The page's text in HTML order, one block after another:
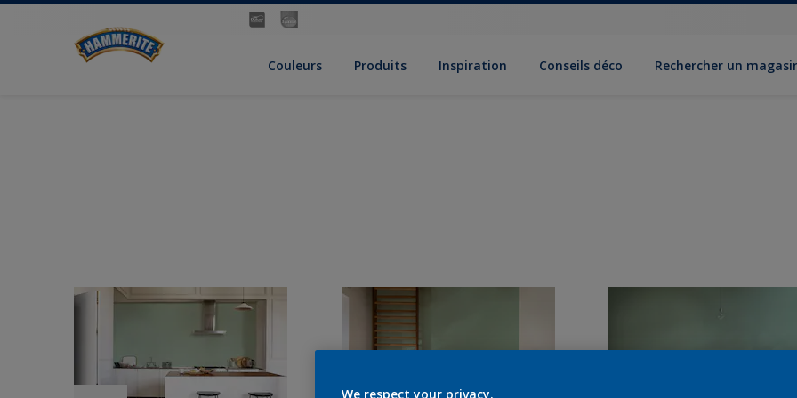
Couleurs Produits Inspiration Conseils déco Rechercher un
We respect your privacy.